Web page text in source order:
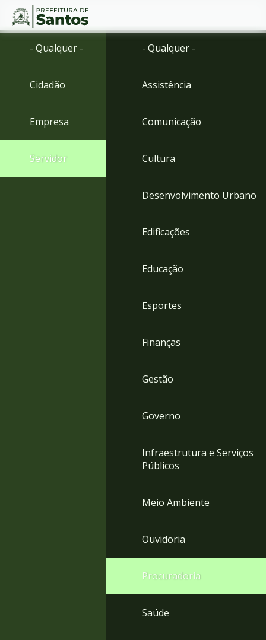
Ir
menu
para
Conteúdo
- Qualquer -
Cidadão
Empresa
Servidor
- Qualquer -
Assistência
Comunicação
Cultura
Desenvolvimento Urbano
Edificações
Educação
Esportes
Finanças
Gestão
Governo
Infraestrutura e Serviços
Públicos
Meio Ambiente
Ouvidoria
Procuradoria
Saúde